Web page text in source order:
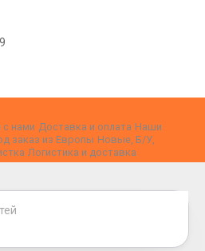
с нами Доставка и оплата Наши
заказ из Европы Новые, Б/У,
Логистика и доставка